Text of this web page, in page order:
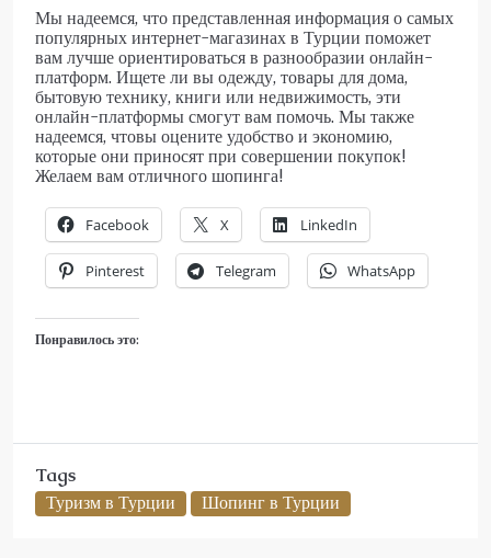
Мы надеемся, что представленная информация о самых
популярных интернет-магазинах в Турции поможет
вам лучше ориентироваться в разнообразии онлайн-
платформ. Ищете ли вы одежду, товары для дома,
бытовую технику, книги или недвижимость, эти
онлайн-платформы смогут вам помочь. Мы также
надеемся, чтовы оцените удобство и экономию,
которые они приносят при совершении покупок!
Желаем вам отличного шопинга!
Facebook X LinkedIn
Pinterest Telegram WhatsApp
Понравилось это:
Tags
Туризм в Турции
Шопинг в Турции